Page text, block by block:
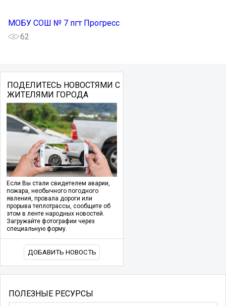
МОБУ СОШ № 7 пгт Прогресс
62
ПОДЕЛИТЕСЬ НОВОСТЯМИ С
ЖИТЕЛЯМИ ГОРОДА
Если Вы стали свидетелем аварии,
пожара, необычного погодного
явления, провала дороги или
прорыва теплотрассы, сообщите об
этом в ленте народных новостей.
Загружайте фотографии через
специальную форму.
ДОБАВИТЬ НОВОСТЬ
ПОЛЕЗНЫЕ РЕСУРСЫ